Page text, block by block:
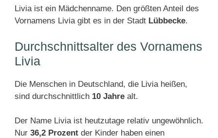
Livia ist ein Mädchenname. Den größten Anteil des
Vornamens Livia gibt es in der Stadt Lübbecke.
Durchschnittsalter des Vornamens
Livia
Die Menschen in Deutschland, die Livia heißen,
sind durchschnittlich 10 Jahre alt.
Der Name Livia ist heutzutage relativ ungewöhnlich.
Nur 36,2 Prozent der Kinder haben einen